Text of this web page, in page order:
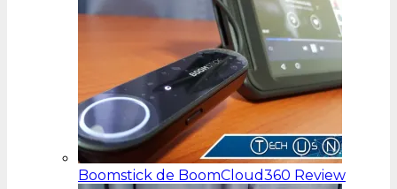
Boomstick de BoomCloud360 Review